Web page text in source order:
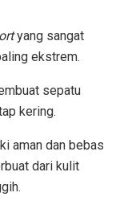
yang sangat
ekstrem.
sepatu
kering.
aman dan bebas
dari kulit